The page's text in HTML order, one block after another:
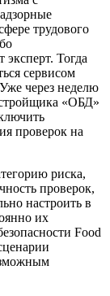
трудового
эксперт. Тогда
сервисом
через неделю
«ОБД»
проверок на
риска,
проверок,
настроить в
их
Food